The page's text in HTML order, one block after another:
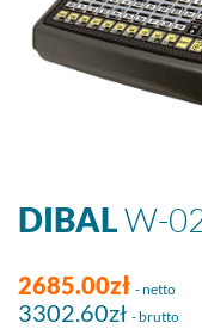
DIBALW-
2685.00zł - netto
3302.60zł - brutto